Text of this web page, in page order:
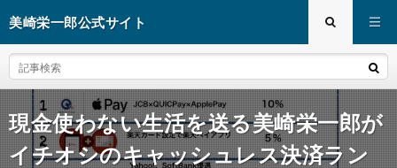
美崎栄一郎公式サイト
現金使わない生活を送る美崎栄一郎が
イチオシのキャッシュレス決済ラン